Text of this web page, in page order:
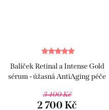
Balíček Retinal a Intense Gold
sérum - úžasná AntiAging péče
3 400 Kč
2 700 Kč